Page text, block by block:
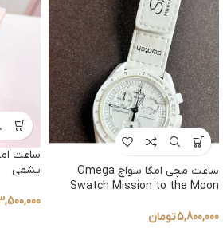
ساعت مچی امگا سواچ Omega
Swatch Mission to the Moon
5,800,000تومان
ساعت
یشمی